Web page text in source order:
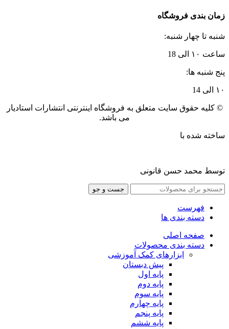
زمان بندی فروشگاه
شنبه تا چهار شنبه:
ساعت ۱۰ الی 18
پنج شنبه ها:
۱۰ الی 14
© کلیه حقوق سایت متعلق به فروشگاه اینترنتی انتشارات استادیار
می باشد.
ساخته شده با
توسط محمد حسن قانونی
جست و جو
فهرست
دسته بندی ها
صفحه اصلی
دسته بندی محصولات
ابزارهای کمک آموزشی
پیش دبستان
پایه اول
پایه دوم
پایه سوم
پایه چهارم
پايه پنجم
پایه ششم